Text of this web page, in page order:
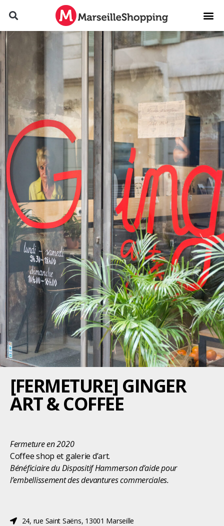
[FERMETURE] GINGER
ART & COFFEE
Fermeture en 2020
Coffee shop et galerie d’art.
Bénéficiaire duDispositif Hammerson d’aide pour
l’embellissement des devantures commerciales.
24, rue Saint Saëns, 13001 Marseille